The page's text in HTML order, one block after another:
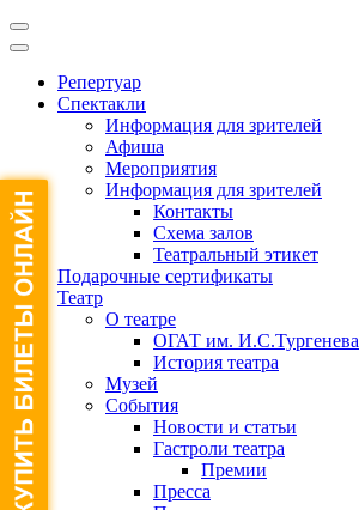
Репертуар
Спектакли
Информация для зрителей
Афиша
Мероприятия
Информация для зрителей
Контакты
Схема залов
Театральный этикет
Подарочные сертификаты
Театр
О театре
ОГАТ им. И.С.Тургенева
История театра
Музей
События
Новости и статьи
Гастроли театра
Премии
Пресса